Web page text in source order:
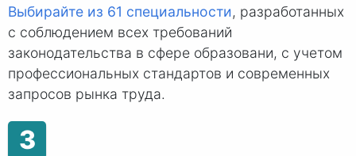
Выбирайте из 61 специальности, разработанных
с соблюдением всех требований
законодательства в сфере образовани, с учетом
профессиональных стандартов и современных
запросов рынка труда.
3